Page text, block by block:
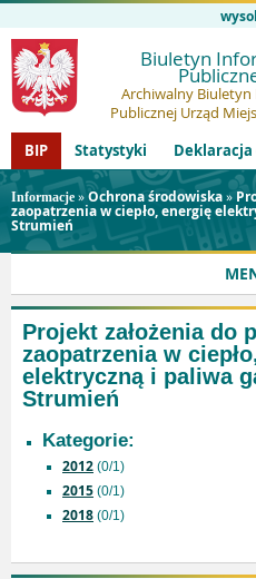
Biuletyn
Archiwalny
Publicznej Urząd
BIP
Statystyki Deklaracja
Informacje »Ochrona środowiska»
zaopatrzenia w ciepło, energię
Strumień
Projekt założenia do
zaopatrzenia w
elektryczną i paliwa
Strumień
Kategorie:
2012 (0/1)
2015 (0/1)
2018 (0/1)